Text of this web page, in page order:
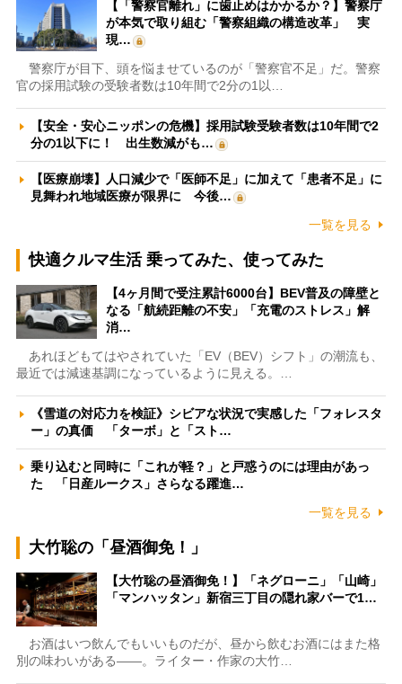
【「警察官離れ」に歯止めはかかるか？】警察庁
が本気で取り組む「警察組織の構造改革」 実
現…
警察庁が目下、頭を悩ませているのが「警察官不足」だ。警察
官の採用試験の受験者数は10年間で2分の1以…
【安全・安心ニッポンの危機】採用試験受験者数は10年間で2
分の1以下に！ 出生数減がも…
【医療崩壊】人口減少で「医師不足」に加えて「患者不足」に
見舞われ地域医療が限界に 今後…
一覧を見る
快適クルマ生活 乗ってみた、使ってみた
【4ヶ月間で受注累計6000台】BEV普及の障壁と
なる「航続距離の不安」「充電のストレス」解
消…
あれほどもてはやされていた「EV（BEV）シフト」の潮流も、
最近では減速基調になっているように見える。…
《雪道の対応力を検証》シビアな状況で実感した「フォレスタ
ー」の真価 「ターボ」と「スト…
乗り込むと同時に「これが軽？」と戸惑うのには理由があっ
た 「日産ルークス」さらなる躍進…
一覧を見る
大竹聡の「昼酒御免！」
【大竹聡の昼酒御免！】「ネグローニ」「山崎」
「マンハッタン」新宿三丁目の隠れ家バーで1…
お酒はいつ飲んでもいいものだが、昼から飲むお酒にはまた格
別の味わいがある――。ライター・作家の大竹…